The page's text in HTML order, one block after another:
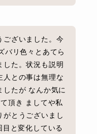
ございました。今
バリ色々とあてら
した。状況も説明
人との事は無理な
したが なんか気に
頂き ましてや私
がとうございまし
と変化している